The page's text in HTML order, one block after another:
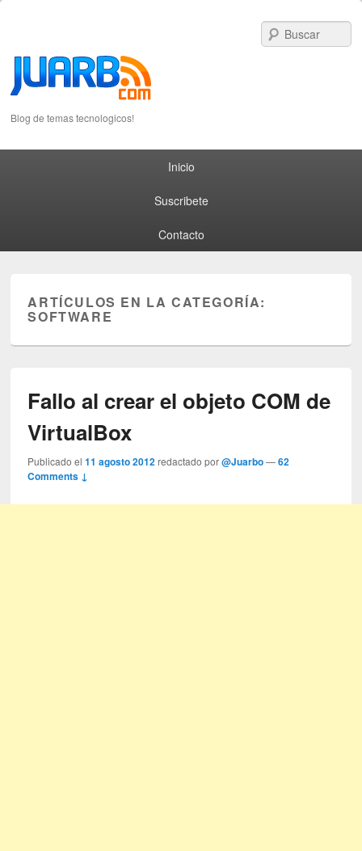
Blog de temas tecnologicos!
Inicio
Suscribete
Contacto
ARTÍCULOS EN LA CATEGORÍA:
SOFTWARE
Fallo al crear el objeto COM de
VirtualBox
Publicado el11 agosto 2012 redactado por@Juarbo —62
Comments ↓